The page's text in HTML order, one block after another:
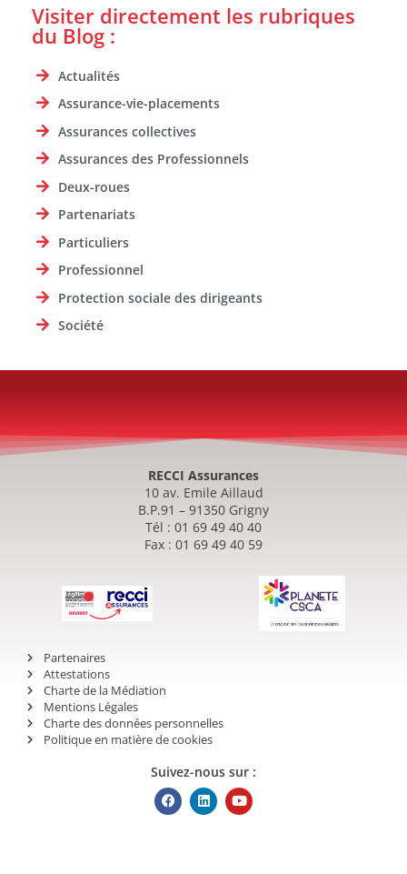
Visiter directement les rubriques
du Blog :
Actualités
Assurance-vie-placements
Assurances collectives
Assurances des Professionnels
Deux-roues
Partenariats
Particuliers
Professionnel
Protection sociale des dirigeants
Société
RECCI Assurances
10 av. Emile Aillaud
B.P.91 – 91350 Grigny
Tél : 01 69 49 40 40
Fax : 01 69 49 40 59
Partenaires
Attestations
Charte de la Médiation
Mentions Légales
Charte des données personnelles
Politique en matière de cookies
Suivez-nous sur :